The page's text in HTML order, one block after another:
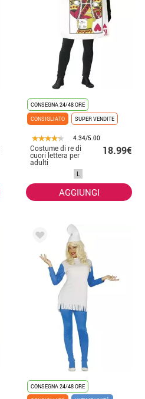
CONSEGNA 24/48 ORE
CONSIGLIATO
SUPER VENDITE
4.34/5.00
Costume di re di
cuori lettera per
adulti
18.99€
L
AGGIUNGI
CONSEGNA 24/48 ORE